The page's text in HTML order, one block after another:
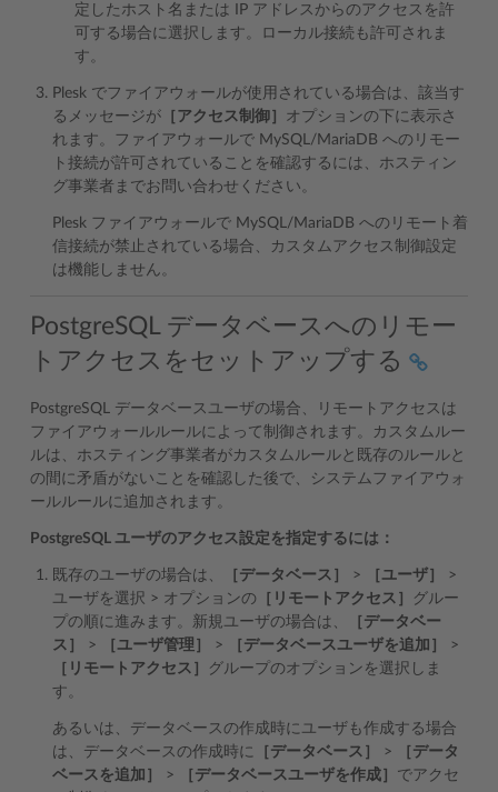
定したホスト名または IP アドレスからのアクセスを許
可する場合に選択します。ローカル接続も許可されま
す。
Plesk でファイアウォールが使用されている場合は、該当す
るメッセージが ［アクセス制御］ オプションの下に表示さ
れます。ファイアウォールで MySQL/MariaDB へのリモー
ト接続が許可されていることを確認するには、ホスティン
グ事業者までお問い合わせください。
Plesk ファイアウォールで MySQL/MariaDB へのリモート着
信接続が禁止されている場合、カスタムアクセス制御設定
は機能しません。
PostgreSQL データベースへのリモー
トアクセスをセットアップする
PostgreSQL データベースユーザの場合、リモートアクセスは
ファイアウォールルールによって制御されます。カスタムルー
ルは、ホスティング事業者がカスタムルールと既存のルールと
の間に矛盾がないことを確認した後で、システムファイアウォ
ールルールに追加されます。
PostgreSQL ユーザのアクセス設定を指定するには：
既存のユーザの場合は、 ［データベース］ > ［ユーザ］
>
ユーザを選択 > オプションの ［リモートアクセス］
グルー
プの順に進みます。新規ユーザの場合は、
［データベー
ス］
> ［ユーザ管理］ > ［データベースユーザを追加］
>
［リモートアクセス］
グループのオプションを選択しま
す。
あるいは、データベースの作成時にユーザも作成する場合
は、データベースの作成時に ［データベース］ >
［データ
ベースを追加］
> ［データベースユーザを作成］ でアクセ